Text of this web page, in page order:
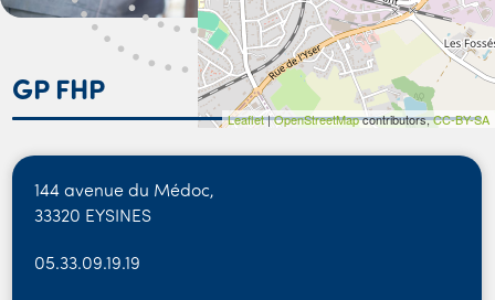
Leaflet|OpenStreetMapcontributors,CC-BY-SA
GP FHP
144 avenue du Médoc,
33320 EYSINES
05.33.09.19.19